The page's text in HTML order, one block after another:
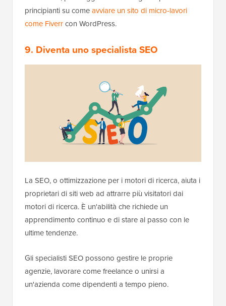
principianti su comeavviare un sito di micro-lavori
come Fiverrcon WordPress.
9. Diventa uno specialista SEO
La SEO, o ottimizzazione per i motori di ricerca, aiuta i
proprietari di siti web ad attrarre più visitatori dai
motori di ricerca. È un'abilità che richiede un
apprendimento continuo e di stare al passo con le
ultime tendenze.
Gli specialisti SEO possono gestire le proprie
agenzie, lavorare come freelance o unirsi a
un'azienda come dipendenti a tempo pieno.